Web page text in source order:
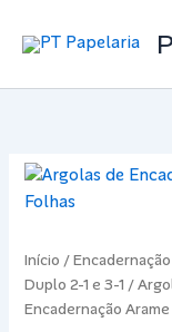
Início /Encadernação
Duplo 2-1 e 3-1 /
Encadernação